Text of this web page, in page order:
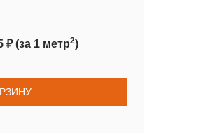
₽(за 1 метр2)